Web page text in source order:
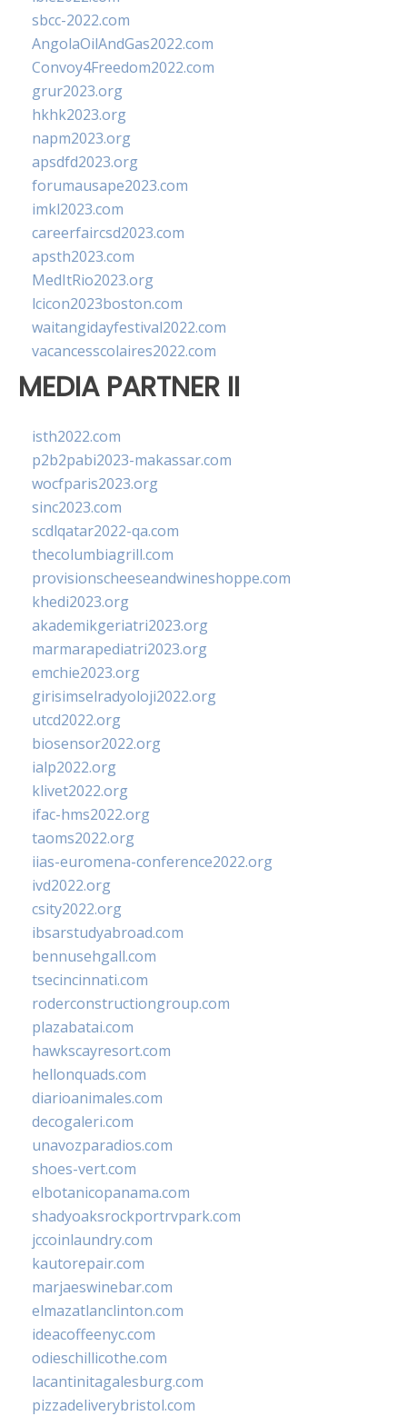
sbcc-2022.com
AngolaOilAndGas2022.com
Convoy4Freedom2022.com
grur2023.org
hkhk2023.org
napm2023.org
apsdfd2023.org
forumausape2023.com
imkl2023.com
careerfaircsd2023.com
apsth2023.com
MedItRio2023.org
lcicon2023boston.com
waitangidayfestival2022.com
vacancesscolaires2022.com
MEDIA PARTNER II
isth2022.com
p2b2pabi2023-makassar.com
wocfparis2023.org
sinc2023.com
scdlqatar2022-qa.com
thecolumbiagrill.com
provisionscheeseandwineshoppe.com
khedi2023.org
akademikgeriatri2023.org
marmarapediatri2023.org
emchie2023.org
girisimselradyoloji2022.org
utcd2022.org
biosensor2022.org
ialp2022.org
klivet2022.org
ifac-hms2022.org
taoms2022.org
iias-euromena-conference2022.org
ivd2022.org
csity2022.org
ibsarstudyabroad.com
bennusehgall.com
tsecincinnati.com
roderconstructiongroup.com
plazabatai.com
hawkscayresort.com
hellonquads.com
diarioanimales.com
decogaleri.com
unavozparadios.com
shoes-vert.com
elbotanicopanama.com
shadyoaksrockportrvpark.com
jccoinlaundry.com
kautorepair.com
marjaeswinebar.com
elmazatlanclinton.com
ideacoffeenyc.com
odieschillicothe.com
lacantinitagalesburg.com
pizzadeliverybristol.com